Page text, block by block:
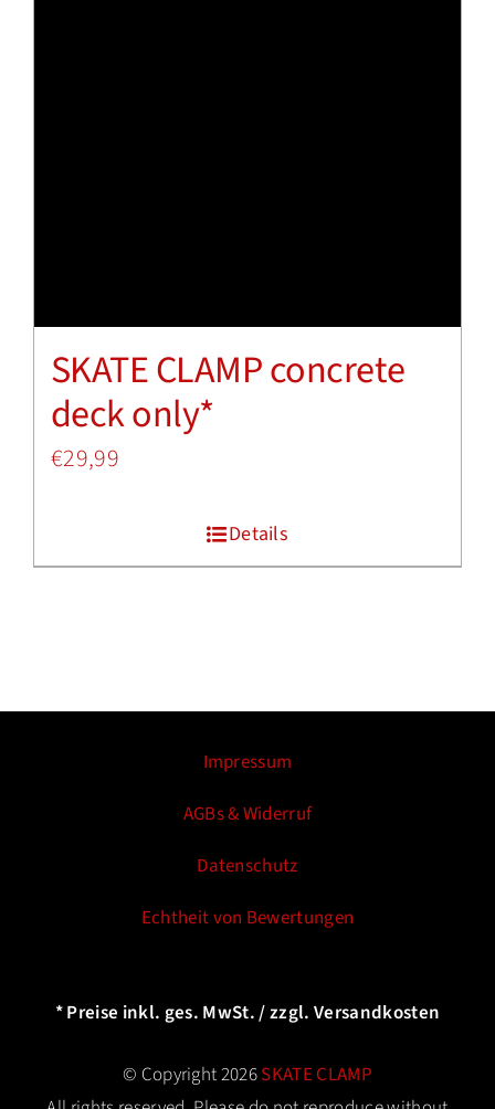
SKATE CLAMP concrete
deck only*
€29,99
Details
Impressum
AGBs & Widerruf
Datenschutz
Echtheit von Bewertungen
* Preise inkl. ges. MwSt. / zzgl. Versandkosten
© Copyright 2026SKATE CLAMP